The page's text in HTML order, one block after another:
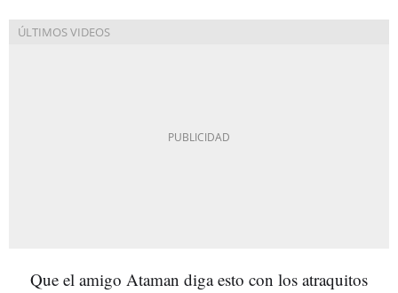
Que el amigo Ataman diga esto con los atraquitos